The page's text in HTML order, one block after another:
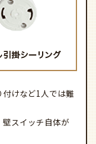
けなど1人では難
スイッチ自体が